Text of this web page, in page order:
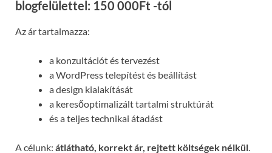
blogfelülettel: 150 000Ft -tól
Az ár tartalmazza:
a konzultációt és tervezést
a WordPress telepítést és beállítást
a design kialakítását
a keresőoptimalizált tartalmi struktúrát
és a teljes technikai átadást
A célunk: átlátható, korrekt ár, rejtett költségek nélkül